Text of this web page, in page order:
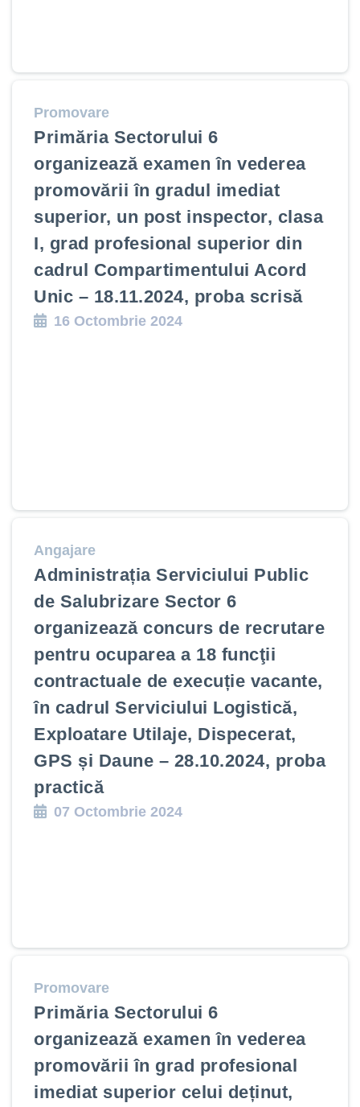
Promovare
Primăria Sectorului 6
organizează examen în vederea
promovării în gradul imediat
superior, un post inspector, clasa
I, grad profesional superior din
cadrul Compartimentului Acord
Unic – 18.11.2024, proba scrisă
16 Octombrie 2024
Angajare
Administrația Serviciului Public
de Salubrizare Sector 6
organizează concurs de recrutare
pentru ocuparea a 18 funcţii
contractuale de execuție vacante,
în cadrul Serviciului Logistică,
Exploatare Utilaje, Dispecerat,
GPS și Daune – 28.10.2024, proba
practică
07 Octombrie 2024
Promovare
Primăria Sectorului 6
organizează examen în vederea
promovării în grad profesional
imediat superior celui deținut,